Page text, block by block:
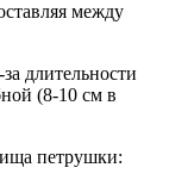
между
длительности
(8-10 см в
петрушки: